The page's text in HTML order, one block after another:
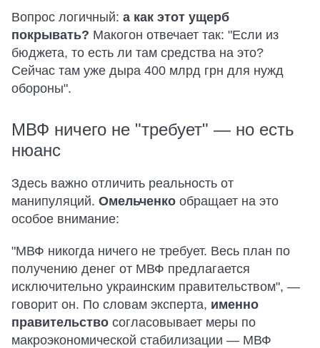
Вопрос логичный: а как этот ущерб
покрывать? Макогон отвечает так: "Если из
бюджета, то есть ли там средства на это?
Сейчас там уже дыра 400 млрд грн для нужд
обороны".
МВФ ничего не "требует" — но есть
нюанс
Здесь важно отличить реальность от
манипуляций. Омельченко обращает на это
особое внимание:
"МВФ никогда ничего не требует. Весь план по
получению денег от МВФ предлагается
исключительно украинским правительством", —
говорит он. По словам эксперта, именно
правительство согласовывает меры по
макроэкономической стабилизации — МВФ